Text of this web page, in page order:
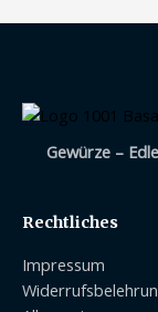
Gewürze –
Rechtliches
Impressum